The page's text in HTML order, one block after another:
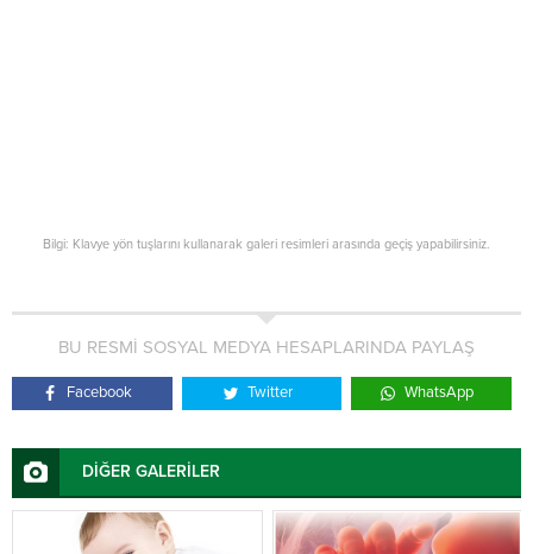
Bilgi: Klavye yön tuşlarını kullanarak galeri resimleri arasında geçiş yapabilirsiniz.
BU RESMİ SOSYAL MEDYA HESAPLARINDA PAYLAŞ
Facebook Twitter WhatsApp
DİĞER GALERİLER